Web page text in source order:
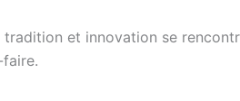
et innovation se